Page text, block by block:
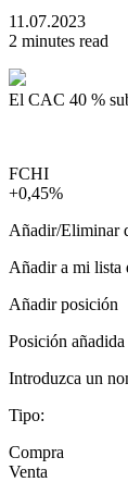
11.07.2023
2 minutes read
El CAC 40 %
FCHI
+0,45%
Añadir/Eliminar
Añadir a mi lista
Añadir posición
Posición
Introduzca un
Tipo:
Compra
Venta